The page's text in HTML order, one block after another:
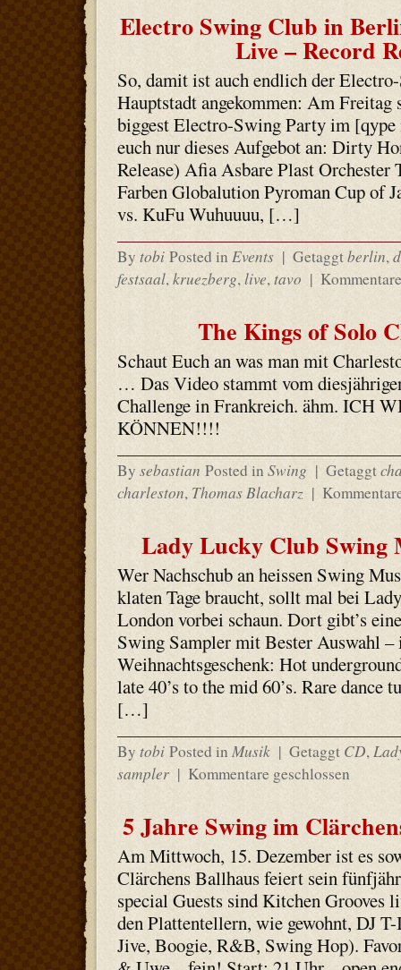
Electro Swing Club in
Live – Record
So, damit ist auch endlich der
Hauptstadt angekommen: Am
biggest Electro-Swing Party im [qype
euch nur dieses Aufgebot an: Dirty
Release) Afia Asbare Plast Orchester
Farben Globalution Pyroman Cup of
vs. KuFu Wuhuuuu, […]
By tobi Posted in Events | Getaggtberlin,
festsaal,kruezberg,live,tavo |
The Kings of Solo
Schaut Euch an was man mit
… Das Video stammt vom
Challenge in Frankreich. ähm. ICH
KÖNNEN!!!!
By sebastian Posted inSwing | Getaggt
charleston, Thomas Blacharz |
Lady Lucky Club Swing
Wer Nachschub an heissen Swing
klaten Tage braucht, sollt mal bei
London vorbei schaun. Dort gibt’s
Swing Sampler mit Bester Auswahl –
Weihnachtsgeschenk: Hot
late 40’s to the mid 60’s. Rare dance
[…]
By tobi Posted in Musik | Getaggt CD,
sampler | Kommentare geschlossen
5 Jahre Swing im
Am Mittwoch, 15. Dezember ist es
Clärchens Ballhaus feiert sein
special Guests sind Kitchen Grooves
den Plattentellern, wie gewohnt, DJ
Jive, Boogie, R&B, Swing Hop).